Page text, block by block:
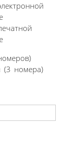
(3 номера)